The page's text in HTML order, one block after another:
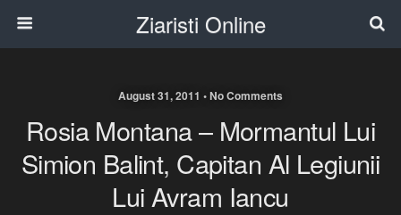
Ziaristi Online
August 31, 2011 • No Comments
Rosia Montana – Mormantul Lui
Simion Balint, Capitan Al Legiunii
Lui Avram Iancu